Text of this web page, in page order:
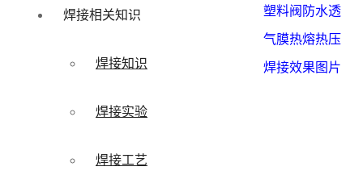
焊接相关知识
焊接知识
焊接实验
焊接工艺
塑料阀防水透
气膜热熔热压
焊接效果图片